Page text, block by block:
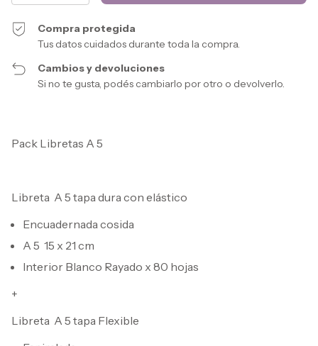
Compra protegida
Tus datos cuidados durante toda la compra.
Cambios y devoluciones
Si no te gusta, podés cambiarlo por otro o devolverlo.
Pack Libretas A 5
Libreta A 5 tapa dura con elástico
Encuadernada cosida
A 5 15 x 21 cm
Interior Blanco Rayado x 80 hojas
+
Libreta A 5 tapa Flexible